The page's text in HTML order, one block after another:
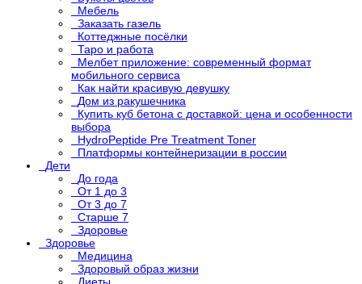
Мебель
Заказать газель
Коттеджные посёлки
Таро и работа
Мелбет приложение: современный формат
мобильного сервиса
Как найти красивую девушку
Дом из ракушечника
Купить куб бетона с доставкой: цена и особенности
выбора
HydroPeptide Pre Treatment Toner
Платформы контейнеризации в россии
Дети
До года
От 1 до 3
От 3 до 7
Старше 7
Здоровье
Здоровье
Медицина
Здоровый образ жизни